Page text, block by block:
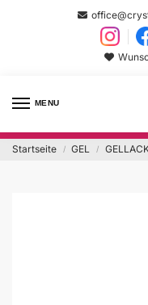
MENU
Startseite / GEL /